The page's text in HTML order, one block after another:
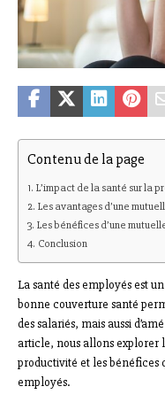
Contenu de la page
L’impact de la santé sur la
Les avantages d’une
Les bénéfices d’une
Conclusion
La santé des employés est
bonne couverture santé
des salariés, mais aussi
article, nous allons explorer
productivité et les bénéfices
employés.